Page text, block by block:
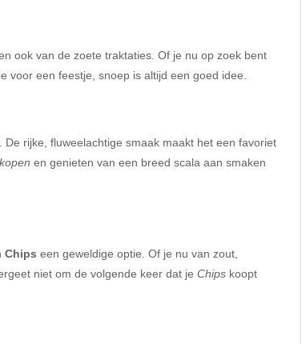
ook van de zoete traktaties. Of je nu op zoek bent
voor een feestje, snoep is altijd een goed idee.
rijke, fluweelachtige smaak maakt het een favoriet
en genieten van een breed scala aan smaken
Chips een geweldige optie. Of je nu van zout,
niet om de volgende keer dat je Chips koopt